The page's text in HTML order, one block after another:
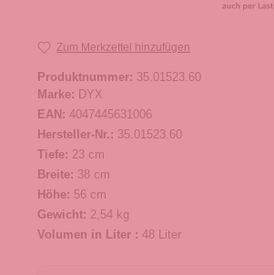
Zum Merkzettel hinzufügen
Produktnummer: 35.01523.60
Marke: DYX
EAN: 4047445631006
Hersteller-Nr.: 35.01523.60
Tiefe: 23 cm
Breite: 38 cm
Höhe: 56 cm
Gewicht: 2,54 kg
Volumen in Liter : 48 Liter